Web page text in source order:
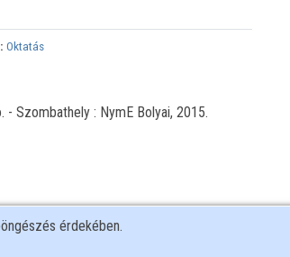
Oktatás
Szombathely : NymE Bolyai, 2015.
érdekében.